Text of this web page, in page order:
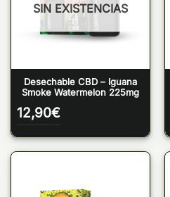
SIN EXISTENCIAS
Desechable CBD – Iguana
Smoke Watermelon 225mg
12,90€